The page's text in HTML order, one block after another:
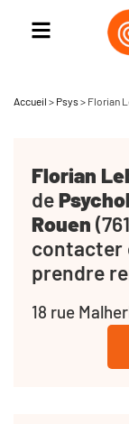
Accueil > Psys > Florian
Florian
de
Rouen
contacter
prendre
18 rue